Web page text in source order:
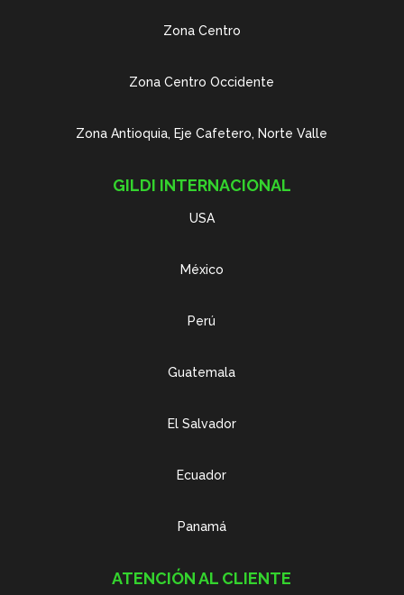
Zona Centro
Zona Centro Occidente
Zona Antioquia, Eje Cafetero, Norte Valle
GILDI INTERNACIONAL
USA
México
Perú
Guatemala
El Salvador
Ecuador
Panamá
ATENCIÓN AL CLIENTE